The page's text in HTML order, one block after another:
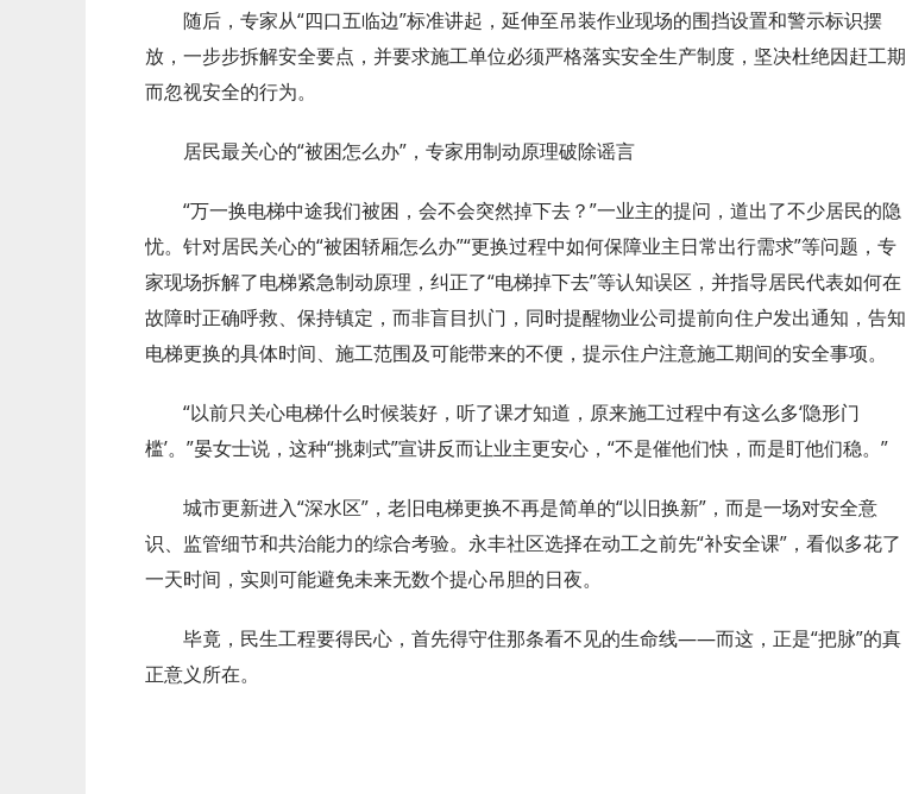
随后，专家从“四口五临边”标准讲起，延伸至吊装作业现场的围挡设置和警示标识摆
放，一步步拆解安全要点，并要求施工单位必须严格落实安全生产制度，坚决杜绝因赶工期
而忽视安全的行为。
居民最关心的“被困怎么办”，专家用制动原理破除谣言
“万一换电梯中途我们被困，会不会突然掉下去？”一业主的提问，道出了不少居民的隐
忧。针对居民关心的“被困轿厢怎么办”“更换过程中如何保障业主日常出行需求”等问题，专
家现场拆解了电梯紧急制动原理，纠正了“电梯掉下去”等认知误区，并指导居民代表如何在
故障时正确呼救、保持镇定，而非盲目扒门，同时提醒物业公司提前向住户发出通知，告知
电梯更换的具体时间、施工范围及可能带来的不便，提示住户注意施工期间的安全事项。
“以前只关心电梯什么时候装好，听了课才知道，原来施工过程中有这么多‘隐形门
槛’。”晏女士说，这种“挑刺式”宣讲反而让业主更安心，“不是催他们快，而是盯他们稳。”
城市更新进入“深水区”，老旧电梯更换不再是简单的“以旧换新”，而是一场对安全意
识、监管细节和共治能力的综合考验。永丰社区选择在动工之前先“补安全课”，看似多花了
一天时间，实则可能避免未来无数个提心吊胆的日夜。
毕竟，民生工程要得民心，首先得守住那条看不见的生命线——而这，正是“把脉”的真
正意义所在。